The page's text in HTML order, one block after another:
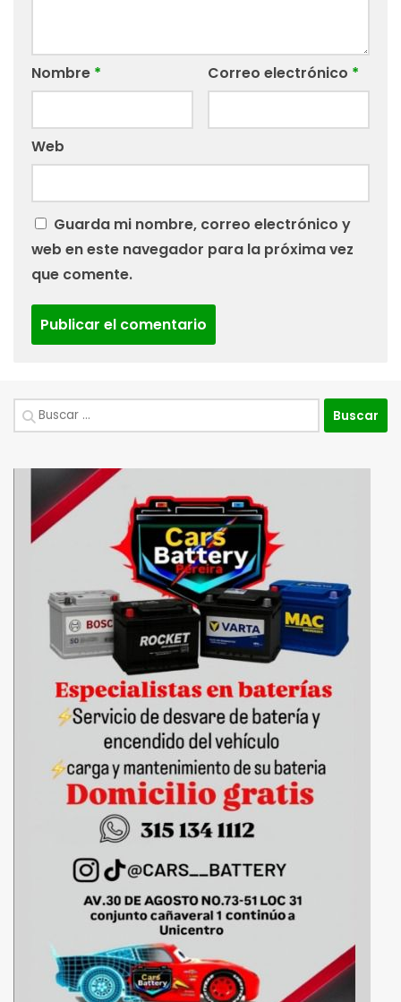
Nombre * Correo electrónico *
Web
Guarda mi nombre, correo electrónico y
web en este navegador para la próxima vez
que comente.
Buscar: